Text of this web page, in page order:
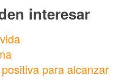
interesar
para alcanzar